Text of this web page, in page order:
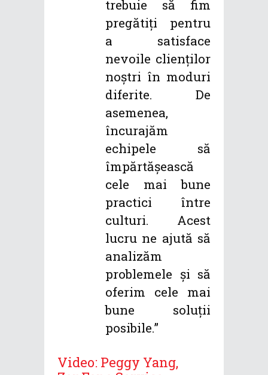
trebuie să fim
pregătiți pentru
a satisface
nevoile clienților
noștri în moduri
diferite. De
asemenea,
încurajăm
echipele să
împărtășească
cele mai bune
practici între
culturi. Acest
lucru ne ajută să
analizăm
problemele și să
oferim cele mai
bune soluții
posibile.”
Video: Peggy Yang,